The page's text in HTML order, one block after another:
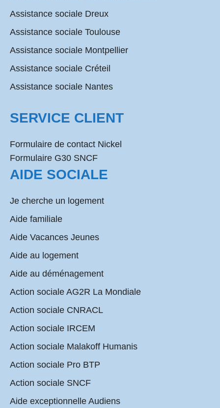
Assistance sociale Dreux
Assistance sociale Toulouse
Assistance sociale Montpellier
Assistance sociale Créteil
Assistance sociale Nantes
SERVICE CLIENT
Formulaire de contact Nickel
Formulaire G30 SNCF
AIDE SOCIALE
Je cherche un logement
Aide familiale
Aide Vacances Jeunes
Aide au logement
Aide au déménagement
Action sociale AG2R La Mondiale
Action sociale CNRACL
Action sociale IRCEM
Action sociale Malakoff Humanis
Action sociale Pro BTP
Action sociale SNCF
Aide exceptionnelle Audiens